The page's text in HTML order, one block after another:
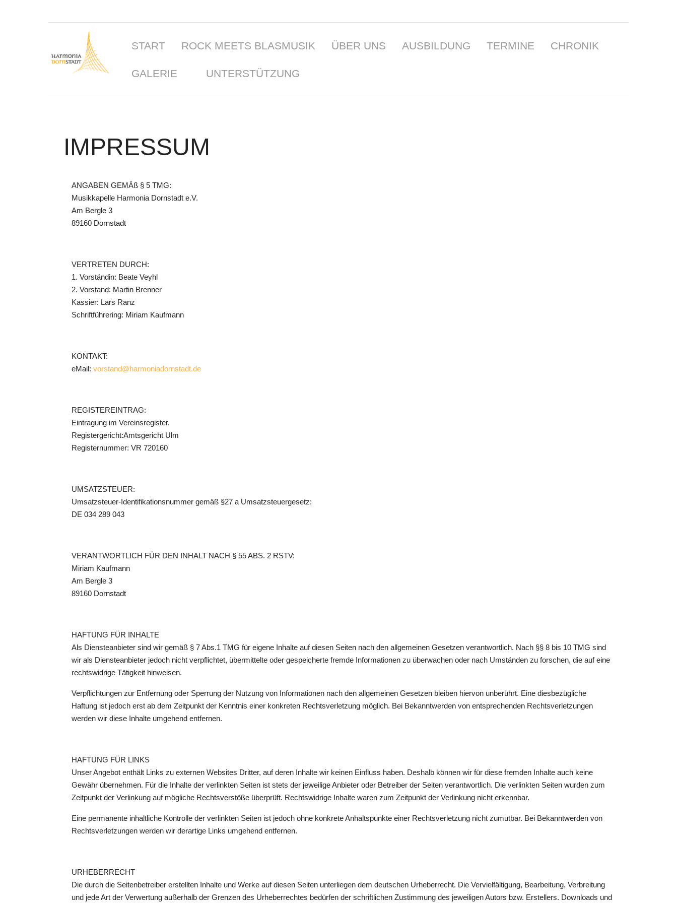
START ROCK MEETS BLASMUSIK ÜBER UNS AUSBILDUNG TERMINE CHRONIK
GALERIE UNTERSTÜTZUNG
IMPRESSUM
ANGABEN GEMÄß § 5 TMG:
Musikkapelle Harmonia Dornstadt e.V.
Am Bergle 3
89160 Dornstadt
VERTRETEN DURCH:
1. Vorständin: Beate Veyhl
2. Vorstand: Martin Brenner
Kassier: Lars Ranz
Schriftführering: Miriam Kaufmann
KONTAKT:
eMail: vorstand@harmoniadornstadt.de
REGISTEREINTRAG:
Eintragung im Vereinsregister.
Registergericht:Amtsgericht Ulm
Registernummer: VR 720160
UMSATZSTEUER:
Umsatzsteuer-Identifikationsnummer gemäß §27 a Umsatzsteuergesetz:
DE 034 289 043
VERANTWORTLICH FÜR DEN INHALT NACH § 55 ABS. 2 RSTV:
Miriam Kaufmann
Am Bergle 3
89160 Dornstadt
HAFTUNG FÜR INHALTE
Als Diensteanbieter sind wir gemäß § 7 Abs.1 TMG für eigene Inhalte auf diesen Seiten nach den allgemeinen Gesetzen verantwortlich. Nach §§ 8 bis 10 TMG sind
wir als Diensteanbieter jedoch nicht verpflichtet, übermittelte oder gespeicherte fremde Informationen zu überwachen oder nach Umständen zu forschen, die auf eine
rechtswidrige Tätigkeit hinweisen.
Verpflichtungen zur Entfernung oder Sperrung der Nutzung von Informationen nach den allgemeinen Gesetzen bleiben hiervon unberührt. Eine diesbezügliche
Haftung ist jedoch erst ab dem Zeitpunkt der Kenntnis einer konkreten Rechtsverletzung möglich. Bei Bekanntwerden von entsprechenden Rechtsverletzungen
werden wir diese Inhalte umgehend entfernen.
HAFTUNG FÜR LINKS
Unser Angebot enthält Links zu externen Websites Dritter, auf deren Inhalte wir keinen Einfluss haben. Deshalb können wir für diese fremden Inhalte auch keine
Gewähr übernehmen. Für die Inhalte der verlinkten Seiten ist stets der jeweilige Anbieter oder Betreiber der Seiten verantwortlich. Die verlinkten Seiten wurden zum
Zeitpunkt der Verlinkung auf mögliche Rechtsverstöße überprüft. Rechtswidrige Inhalte waren zum Zeitpunkt der Verlinkung nicht erkennbar.
Eine permanente inhaltliche Kontrolle der verlinkten Seiten ist jedoch ohne konkrete Anhaltspunkte einer Rechtsverletzung nicht zumutbar. Bei Bekanntwerden von
Rechtsverletzungen werden wir derartige Links umgehend entfernen.
URHEBERRECHT
Die durch die Seitenbetreiber erstellten Inhalte und Werke auf diesen Seiten unterliegen dem deutschen Urheberrecht. Die Vervielfältigung, Bearbeitung, Verbreitung
und jede Art der Verwertung außerhalb der Grenzen des Urheberrechtes bedürfen der schriftlichen Zustimmung des jeweiligen Autors bzw. Erstellers. Downloads und